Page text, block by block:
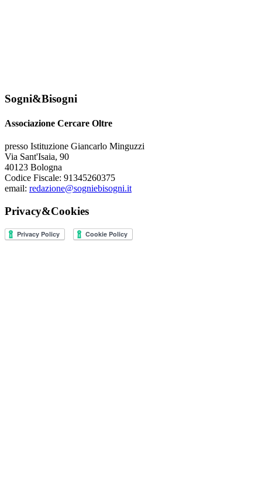
Sogni&Bisogni
Associazione Cercare Oltre
presso Istituzione Giancarlo Minguzzi
Via Sant'Isaia, 90
40123 Bologna
Codice Fiscale: 91345260375
email: redazione@sogniebisogni.it
Privacy&Cookies